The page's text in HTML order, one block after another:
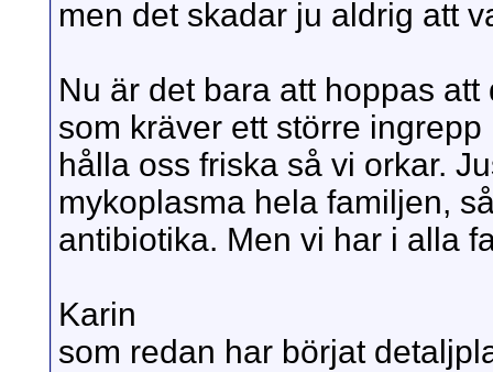
men det skadar ju aldrig att
Nu är det bara att hoppas
som kräver ett större
hålla oss friska så vi orkar.
mykoplasma hela familjen,
antibiotika. Men vi har i alla
Karin
som redan har börjat